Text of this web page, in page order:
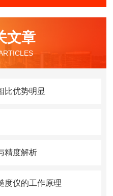
文章
比优势明显
精度解析
度仪的工作原理